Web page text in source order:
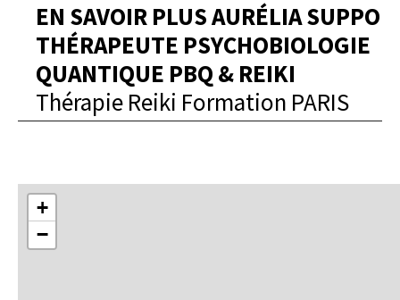
EN SAVOIR PLUS AURÉLIA SUPPO
THÉRAPEUTE PSYCHOBIOLOGIE
QUANTIQUE PBQ & REIKI
Thérapie Reiki Formation PARIS
+
−